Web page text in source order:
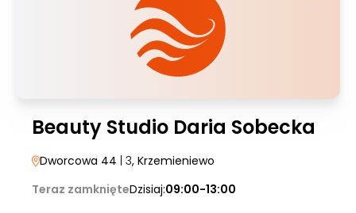
Beauty Studio Daria Sobecka
Dworcowa 44 | 3, Krzemieniewo
Teraz zamknięteDzisiaj:09:00-13:00